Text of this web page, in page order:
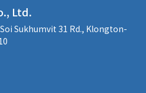
Ltd.
Sukhumvit 31 Rd., Klongton-